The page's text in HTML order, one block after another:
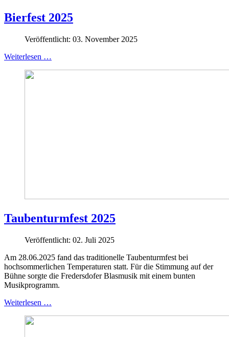
Bierfest 2025
Veröffentlicht: 03. November 2025
Weiterlesen …
Taubenturmfest 2025
Veröffentlicht: 02. Juli 2025
Am 28.06.2025 fand das traditionelle Taubenturmfest bei
hochsommerlichen Temperaturen statt. Für die Stimmung auf der
Bühne sorgte die Fredersdofer Blasmusik mit einem bunten
Musikprogramm.
Weiterlesen …